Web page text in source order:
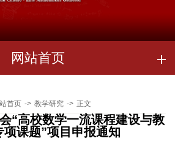
网站首页
首页 -> 教学研究 -> 正文
“高校数学一流课程建设与教
项课题”项目申报通知